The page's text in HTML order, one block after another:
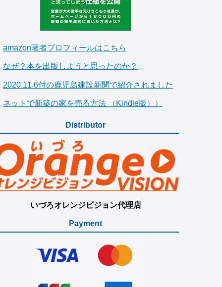
amazon著者プロフィールはこちら
なぜ？本を出版しようと思ったのか？
2020.11.6付の鹿児島建設新聞で紹介されました
ネットで新築の家を売る方法 （Kindle版））
Distributor
いづろオレンジビジョン代理店
Payment